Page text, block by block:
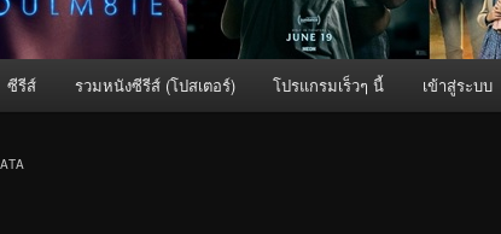
ซีรีส์ รวมหนังซีรีส์ (โปสเตอร์) โปรแกรมเร็วๆ นี้ เข้าสู่ระบบ